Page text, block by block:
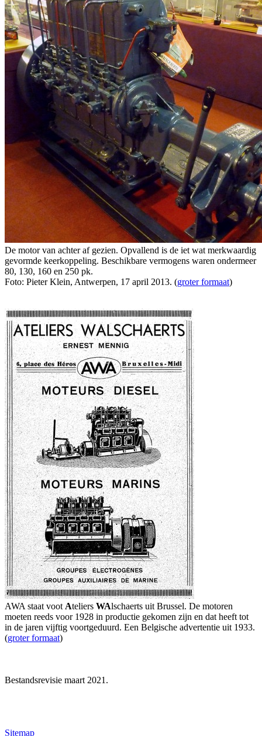
De motor van achter af gezien. Opvallend is de iet wat merkwaardig
gevormde keerkoppeling. Beschikbare vermogens waren ondermeer
80, 130, 160 en 250 pk.
Foto: Pieter Klein, Antwerpen, 17 april 2013. (groter formaat)
AWA staat voot Ateliers WAlschaerts uit Brussel. De motoren
moeten reeds voor 1928 in productie gekomen zijn en dat heeft tot
in de jaren vijftig voortgeduurd. Een Belgische advertentie uit 1933.
(groter formaat)
Bestandsrevisie maart 2021.
Sitemap